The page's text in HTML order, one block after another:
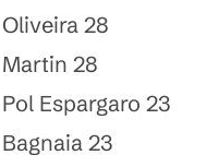
Oliveira 28
Martin 28
Pol Espargaro 23
Bagnaia 23